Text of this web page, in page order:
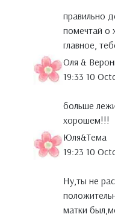
правильно
помечтай о
главное,
Оля &
19:33 10
больше
хорошем!!!
Юля&Тема
19:23 10
Ну,ты не
матки